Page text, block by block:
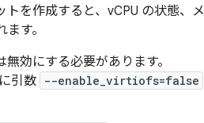
を作成すると、vCPU の状態、メ
す。
効にする必要があります。
引数 --enable_virtiofs=false